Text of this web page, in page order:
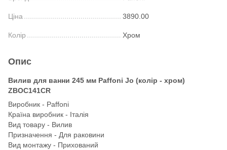
Ціна 3890.00
Колір Хром
Опис
Вилив для ванни 245 мм Paffoni Jo (колір - хром)
ZBOC141CR
Виробник - Paffoni
Країна виробник - Італія
Вид товару - Вилив
Призначення - Для раковини
Вид монтажу - Прихований